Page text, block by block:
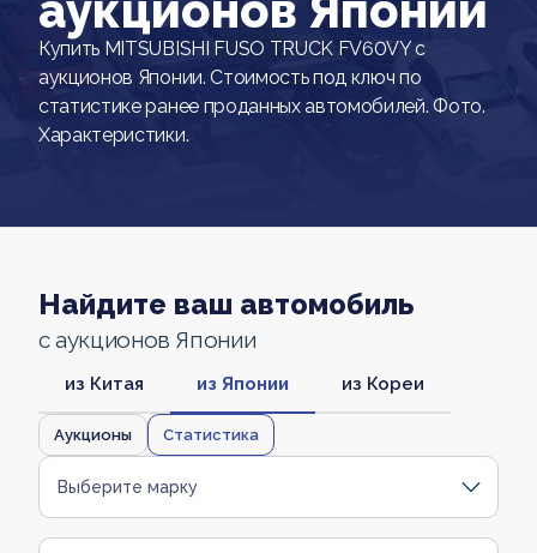
Купить MITSUBISHI FUSO TRUCK FV60VY с
аукционов Японии. Стоимость под ключ по
статистике ранее проданных автомобилей. Фото.
Характеристики.
Найдите ваш автомобиль
с аукционов Японии
из Китая из Японии из Кореи
Аукционы Статистика
Выберите марку